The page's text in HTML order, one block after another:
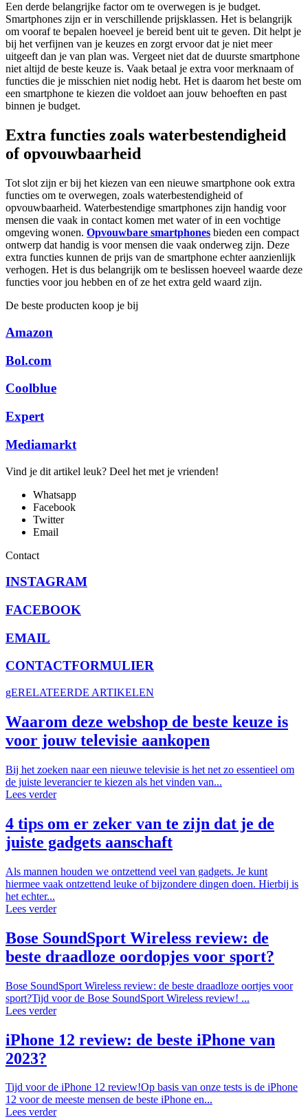
Een derde belangrijke factor om te overwegen is je budget.
Smartphones zijn er in verschillende prijsklassen. Het is belangrijk
om vooraf te bepalen hoeveel je bereid bent uit te geven. Dit helpt je
bij het verfijnen van je keuzes en zorgt ervoor dat je niet meer
uitgeeft dan je van plan was. Vergeet niet dat de duurste smartphone
niet altijd de beste keuze is. Vaak betaal je extra voor merknaam of
functies die je misschien niet nodig hebt. Het is daarom het beste om
een smartphone te kiezen die voldoet aan jouw behoeften en past
binnen je budget.
Extra functies zoals waterbestendigheid
of opvouwbaarheid
Tot slot zijn er bij het kiezen van een nieuwe smartphone ook extra
functies om te overwegen, zoals waterbestendigheid of
opvouwbaarheid. Waterbestendige smartphones zijn handig voor
mensen die vaak in contact komen met water of in een vochtige
omgeving wonen. Opvouwbare smartphones bieden een compact
ontwerp dat handig is voor mensen die vaak onderweg zijn. Deze
extra functies kunnen de prijs van de smartphone echter aanzienlijk
verhogen. Het is dus belangrijk om te beslissen hoeveel waarde deze
functies voor jou hebben en of ze het extra geld waard zijn.
De beste producten koop je bij
Amazon
Bol.com
Coolblue
Expert
Mediamarkt
Vind je dit artikel leuk? Deel het met je vrienden!
Whatsapp
Facebook
Twitter
Email
Contact
INSTAGRAM
FACEBOOK
EMAIL
CONTACTFORMULIER
gERELATEERDE ARTIKELEN
Waarom deze webshop de beste keuze is
voor jouw televisie aankopen
Bij het zoeken naar een nieuwe televisie is het net zo essentieel om
de juiste leverancier te kiezen als het vinden van...
Lees verder
4 tips om er zeker van te zijn dat je de
juiste gadgets aanschaft
Als mannen houden we ontzettend veel van gadgets. Je kunt
hiermee vaak ontzettend leuke of bijzondere dingen doen. Hierbij is
het echter...
Lees verder
Bose SoundSport Wireless review: de
beste draadloze oordopjes voor sport?
Bose SoundSport Wireless review: de beste draadloze oortjes voor
sport?Tijd voor de Bose SoundSport Wireless review! ...
Lees verder
iPhone 12 review: de beste iPhone van
2023?
Tijd voor de iPhone 12 review!Op basis van onze tests is de iPhone
12 voor de meeste mensen de beste iPhone en...
Lees verder